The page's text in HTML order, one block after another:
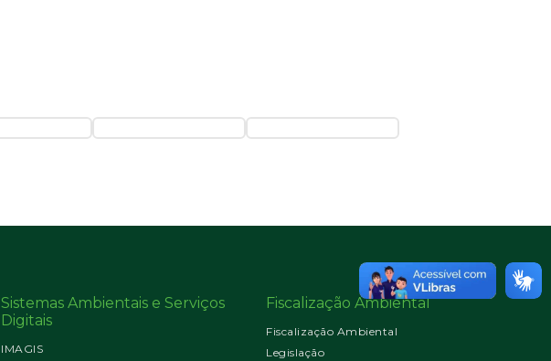
Sistemas Ambientais e Serviços
Digitais
IMAGIS
Fiscalização Ambiental
Fiscalização Ambiental
Legislação